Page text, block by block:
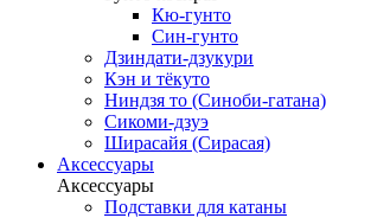
Кю-гунто
Син-гунто
Дзиндати-дзукури
Кэн и тёкуто
Ниндзя то (Синоби-гатана)
Сикоми-дзуэ
Ширасайя (Сирасая)
Аксессуары
Аксессуары
Подставки для катаны